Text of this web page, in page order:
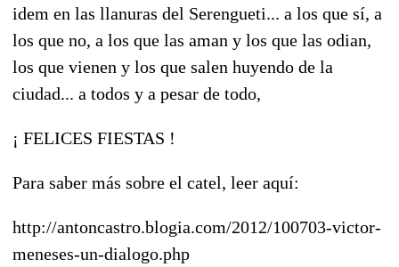
idem en las llanuras del Serengueti... a los que sí, a
los que no, a los que las aman y los que las odian,
los que vienen y los que salen huyendo de la
ciudad... a todos y a pesar de todo,
¡ FELICES FIESTAS !
Para saber más sobre el catel, leer aquí:
http://antoncastro.blogia.com/2012/100703-victor-
meneses-un-dialogo.php